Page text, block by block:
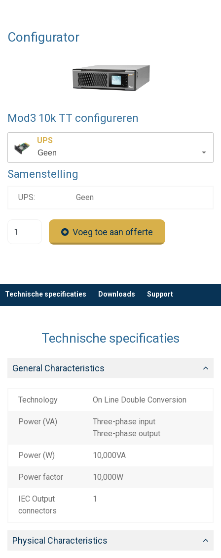
Configurator
Mod3 10k TT configureren
UPS
Geen
Samenstelling
UPS: Geen
Voeg toe aan offerte
Technische specificaties Downloads Support
Technische specificaties
General Characteristics
Technology On Line Double Conversion
Power (VA)
Three-phase input
Three-phase output
Power (W) 10,000VA
Power factor 10,000W
IEC Output
connectors
1
Physical Characteristics